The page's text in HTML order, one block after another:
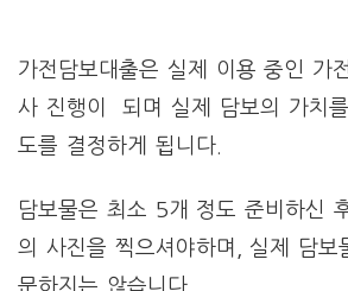
가전담보대출은 실제 이용 중인 가
사 진행이 되며 실제 담보의 가치
도를 결정하게 됩니다.
담보물은 최소 5개 정도 준비하신
의 사진을 찍으셔야하며, 실제 담보
문하지는 않습니다.